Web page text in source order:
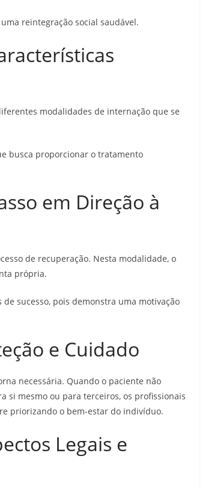
reintegração social saudável.
modalidades de internação que se
busca proporcionar o tratamento
em Direção à
de recuperação. Nesta modalidade, o
própria.
sucesso, pois demonstra uma motivação
e Cuidado
necessária. Quando o paciente não
si mesmo ou para terceiros, os profissionais
priorizando o bem-estar do indivíduo.
Legais e